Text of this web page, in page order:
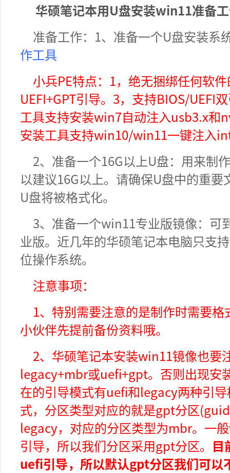
华硕笔记本用U盘安装win11准备
准备工作：1、准备一个U盘安装系
作工具
小兵PE特点：1，绝无捆绑任何软
UEFI+GPT引导。3，支持BIOS/UEFI
工具支持安装win7自动注入usb3.x和
安装工具支持win10/win11一键注入
2、 准备一个16G以上U盘：用来制
以建议16G以上。 请确保U盘中的重要
U盘将被格式化。
3、 准备一个win11专业版镜像：
业版。 近几年的华硕笔记本电脑只支
位操作系统。
注意事项：
1、 特别需要注意的是制作时需要
小伙伴先提前备份资料哦。
2、华硕笔记本安装win11镜像也要
legacy+mbr或uefi+gpt。否则出现安
在的引导模式有uefi和legacy两种引
式，分区类型对应的就是gpt分区
legacy，对应的分区类型为mbr。一
引导，所以我们分区采用gpt分区。 目
uefi引导，所以默认gpt分区我们可以